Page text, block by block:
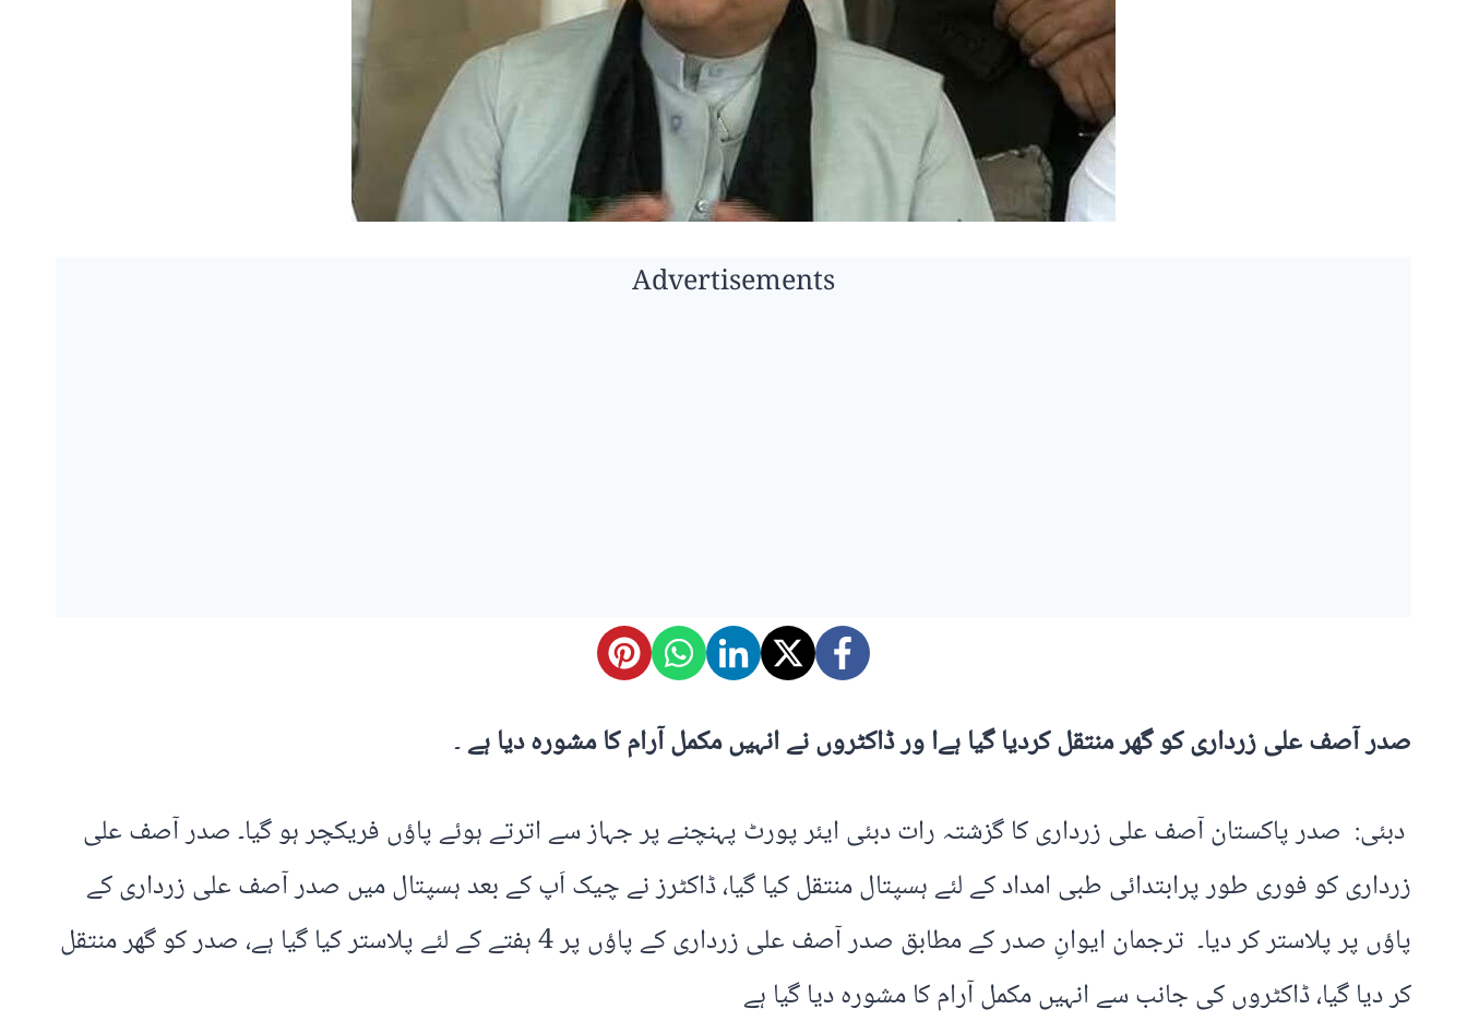
Advertisements
صدر آصف علی زرداری کو گھر منتقل کردیا گیا ہےا ور ڈاکٹروں نے انہیں مکمل آرام کا مشورہ دیا ہے۔
دبئی: صدر پاکستان آصف علی زرداری کا گزشتہ رات دبئی ایئر پورٹ پہنچنے پر جہاز سے اترتے ہوئے پاؤں فریکچر ہو گیا۔ صدر آصف علی
زرداری کو فوری طور پرابتدائی طبی امداد کے لئے ہسپتال منتقل کیا گیا، ڈاکٹرز نے چیک اَپ کے بعد ہسپتال میں صدر آصف علی زرداری کے
پاؤں پر پلاستر کر دیا۔ ترجمان ایوانِ صدر کے مطابق صدر آصف علی زرداری کے پاؤں پر 4 ہفتے کے لئے پلاستر کیا گیا ہے، صدر کو گھر منتقل
کر دیا گیا، ڈاکٹروں کی جانب سے انہیں مکمل آرام کا مشورہ دیا گیا ہے